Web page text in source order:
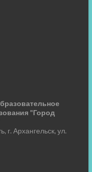
"Город
г. Архангельск, ул.